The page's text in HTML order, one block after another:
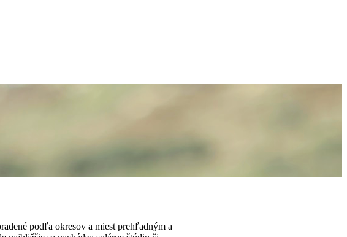
podľa okresov a miest prehľadným a